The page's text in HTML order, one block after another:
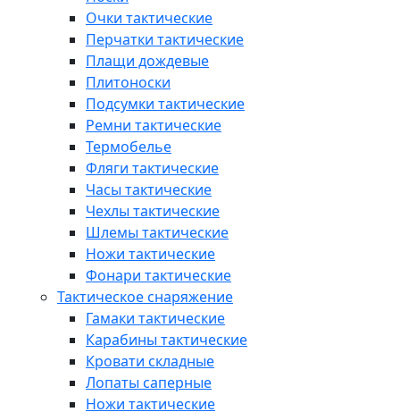
Очки тактические
Перчатки тактические
Плащи дождевые
Плитоноски
Подсумки тактические
Ремни тактические
Термобелье
Фляги тактические
Часы тактические
Чехлы тактические
Шлемы тактические
Ножи тактические
Фонари тактические
Тактическое снаряжение
Гамаки тактические
Карабины тактические
Кровати складные
Лопаты саперные
Ножи тактические